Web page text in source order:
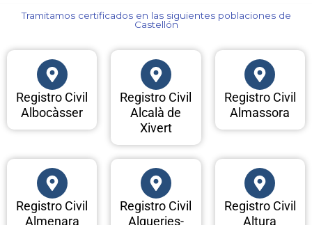
Tramitamos certificados en las siguientes poblaciones de
Castellón​
Registro Civil
Albocàsser
Registro Civil
Alcalà de
Xivert
Registro Civil
Almassora
Registro Civil
Almenara
Registro Civil
Alqueries-
Registro Civil
Altura